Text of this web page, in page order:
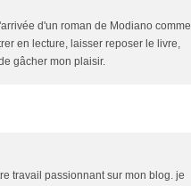
d'un roman de Modiano comme
en lecture, laisser reposer le livre,
gâcher mon plaisir.
travail passionnant sur mon blog. je